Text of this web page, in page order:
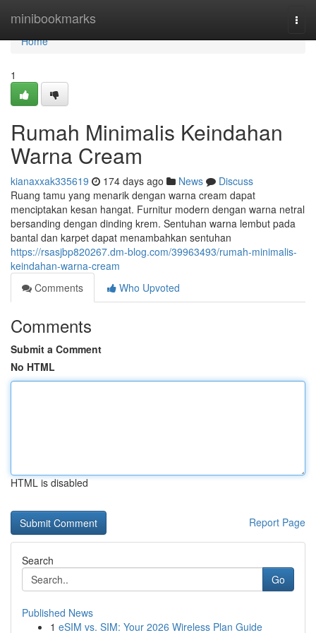
minibookmarks
Home
Home
1
Rumah Minimalis Keindahan
Warna Cream
kianaxxak335619 174 days ago News
Discuss
Ruang tamu yang menarik dengan warna cream dapat
menciptakan kesan hangat. Furnitur modern dengan warna netral
bersanding dengan dinding krem. Sentuhan warna lembut pada
bantal dan karpet dapat menambahkan sentuhan
https://rsasjbp820267.dm-blog.com/39963493/rumah-minimalis-
keindahan-warna-cream
Comments
Who Upvoted
Comments
Submit a Comment
No HTML
HTML is disabled
Report Page
Search
Go
Published News
1 eSIM vs. SIM: Your 2026 Wireless Plan Guide